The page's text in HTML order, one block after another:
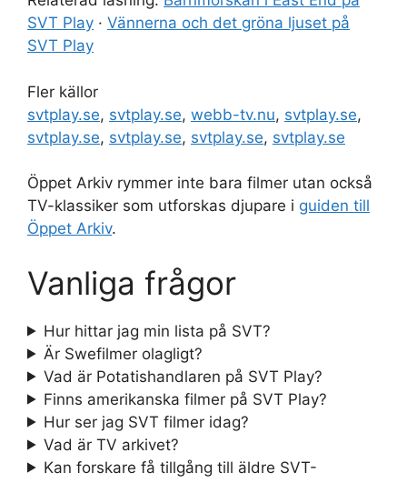
SVT Play · Vännerna och det gröna ljuset på
SVT Play
Fler källor
svtplay.se, svtplay.se, webb-tv.nu, svtplay.se,
svtplay.se, svtplay.se, svtplay.se, svtplay.se
Öppet Arkiv rymmer inte bara filmer utan också
TV-klassiker som utforskas djupare i guiden till
Öppet Arkiv.
Vanliga frågor
Hur hittar jag min lista på SVT?
Är Swefilmer olagligt?
Vad är Potatishandlaren på SVT Play?
Finns amerikanska filmer på SVT Play?
Hur ser jag SVT filmer idag?
Vad är TV arkivet?
Kan forskare få tillgång till äldre SVT-